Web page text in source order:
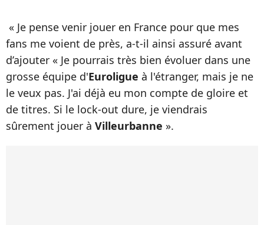
« Je pense venir jouer en France pour que mes
fans me voient de près, a-t-il ainsi assuré avant
d’ajouter « Je pourrais très bien évoluer dans une
grosse équipe d'Euroligue à l'étranger, mais je ne
le veux pas. J'ai déjà eu mon compte de gloire et
de titres. Si le lock-out dure, je viendrais
sûrement jouer à Villeurbanne ».